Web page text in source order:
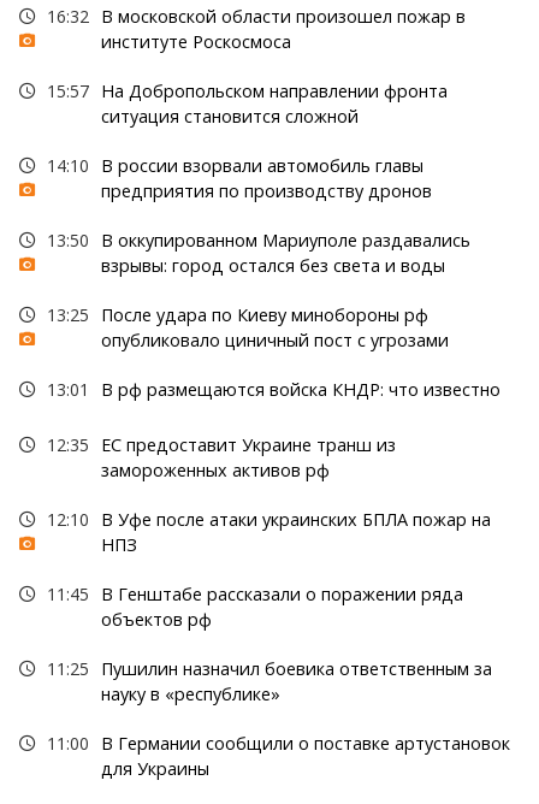
16:32 В московской области произошел пожар в
институте Роскосмоса
15:57 На Добропольском направлении фронта
ситуация становится сложной
14:10
В россии взорвали автомобиль главы
предприятия по производству дронов
13:50
В оккупированном Мариуполе раздавались
взрывы: город остался без света и воды
13:25
После удара по Киеву минобороны рф
опубликовало циничный пост с угрозами
13:01 В рф размещаются войска КНДР: что известно
12:35
ЕС предоставит Украине транш из
замороженных активов рф
12:10
В Уфе после атаки украинских БПЛА пожар на
НПЗ
11:45
В Генштабе рассказали о поражении ряда
объектов рф
11:25
Пушилин назначил боевика ответственным за
науку в «республике»
11:00
В Германии сообщили о поставке артустановок
для Украины